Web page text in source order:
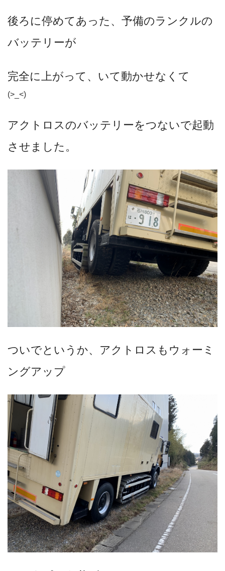
後ろに停めてあった、予備のランクルの
バッテリーが
完全に上がって、いて動かせなくて
(>_<)
アクトロスのバッテリーをつないで起動
させました。
ついでというか、アクトロスもウォーミ
ングアップ